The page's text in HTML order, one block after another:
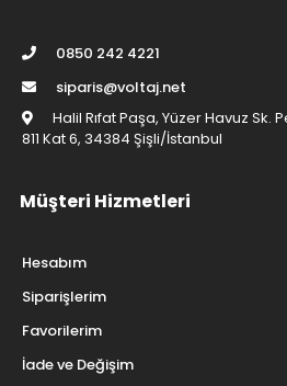
0850 242 4221
siparis@voltaj.net
Halil Rıfat Paşa, Yüzer Havuz Sk.
811 Kat 6, 34384 Şişli/İstanbul
Müşteri Hizmetleri
Hesabım
Siparişlerim
Favorilerim
İade ve Değişim